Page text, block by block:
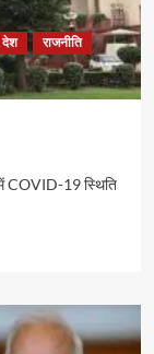
देश
राजनीति
COVID-19 स्थिति